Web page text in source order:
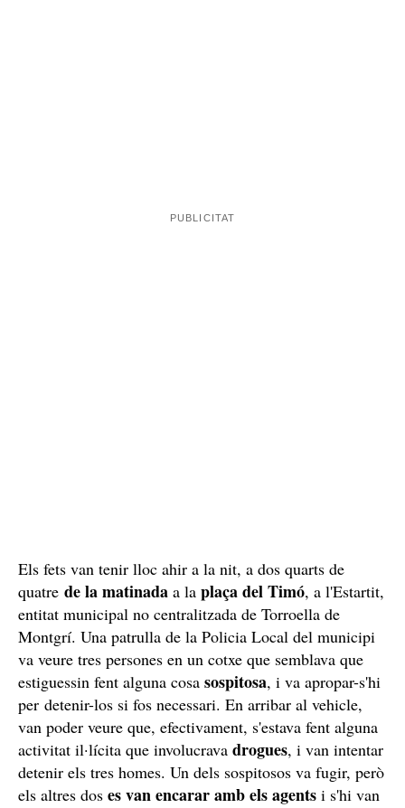
Els fets van tenir lloc ahir a la nit, a dos quarts de
quatre de la matinada a la plaça del Timó, a l'Estartit,
entitat municipal no centralitzada de Torroella de
Montgrí. Una patrulla de la Policia Local del municipi
va veure tres persones en un cotxe que semblava que
estiguessin fent alguna cosa sospitosa, i va apropar-s'hi
per detenir-los si fos necessari. En arribar al vehicle,
van poder veure que, efectivament, s'estava fent alguna
activitat il·lícita que involucrava drogues, i van intentar
detenir els tres homes. Un dels sospitosos va fugir, però
els altres dos es van encarar amb els agents i s'hi van